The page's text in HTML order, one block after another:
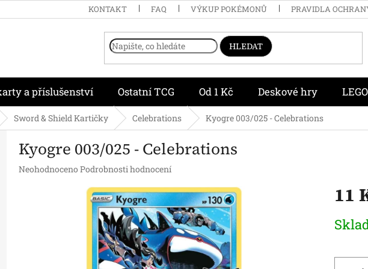
KONTAKT FAQ VÝKUP POKÉMONŮ PRAVIDLA
HLEDAT
a příslušenství Ostatní TCG Od 1 Kč Deskové hry
Sword & Shield Kartičky Celebrations Kyogre 003/025 - Celebrations
Kyogre 003/025 - Celebrations
Průměrné
Neohodnoceno Podrobnosti hodnocení
11
cena: